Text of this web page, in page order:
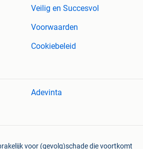
Veilig en Succesvol
Voorwaarden
Cookiebeleid
Adevinta
voor (gevolg)schade die voortkomt